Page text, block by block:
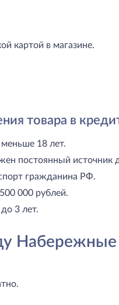
картой в магазине.
товара в
18 лет.
постоянный источник
гражданина РФ.
000 рублей.
3 лет.